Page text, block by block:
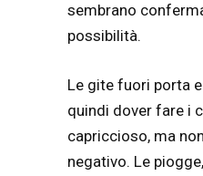
sembrano
possibilità.
Le gite fuori porta
quindi dover fare i
capriccioso, ma
negativo. Le